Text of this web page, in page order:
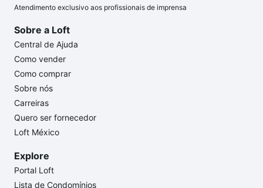
Atendimento exclusivo aos profissionais de imprensa
Sobre a Loft
Central de Ajuda
Como vender
Como comprar
Sobre nós
Carreiras
Quero ser fornecedor
Loft México
Explore
Portal Loft
Lista de Condomínios